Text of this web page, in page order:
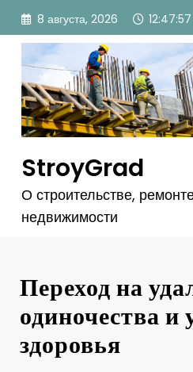
Перейти
содержимому
8 августа, 2026
StroyGrad
О строительстве,
недвижимости
Переход на
одиночества и
здоровья